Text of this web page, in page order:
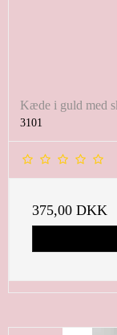
Kæde i guld med
3101
375,00 DKK